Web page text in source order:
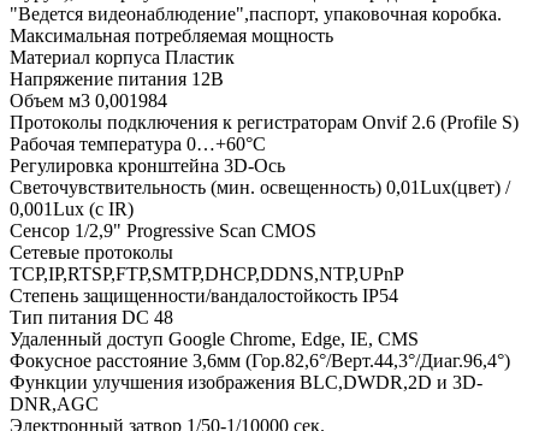
"Ведется видеонаблюдение",паспорт, упаковочная коробка.
Максимальная потребляемая мощность
Материал корпуса Пластик
Напряжение питания 12В
Объем м3 0,001984
Протоколы подключения к регистраторам Onvif 2.6 (Profile S)
Рабочая температура 0…+60°С
Регулировка кронштейна 3D-Ось
Светочувствительность (мин. освещенность) 0,01Lux(цвет) /
0,001Lux (с IR)
Сенсор 1/2,9" Progressive Scan CMOS
Сетевые протоколы
TCP,IP,RTSP,FTP,SMTP,DHCP,DDNS,NTP,UPnP
Степень защищенности/вандалостойкость IP54
Тип питания DC 48
Удаленный доступ Google Chrome, Edge, IE, CMS
Фокусное расстояние 3,6мм (Гор.82,6°/Верт.44,3°/Диаг.96,4°)
Функции улучшения изображения BLC,DWDR,2D и 3D-
DNR,AGC
Электронный затвор 1/50-1/10000 сек.